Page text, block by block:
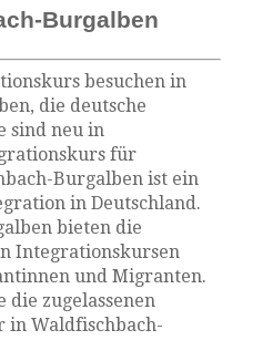
Burgalben
besuchen in
die deutsche
sind neu in
für
Burgalben ist ein
in Deutschland.
bieten die
Integrationskursen
und Migranten.
die zugelassenen
Waldfischbach-